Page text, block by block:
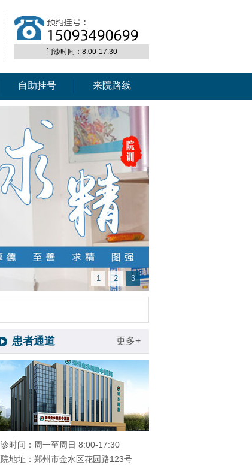
门诊时间：8:00-17:30
自助挂号 来院路线
1 2 3
患者通道 更多+
时间：周一至周日 8:00-17:30
院地址：郑州市金水区花园路123号